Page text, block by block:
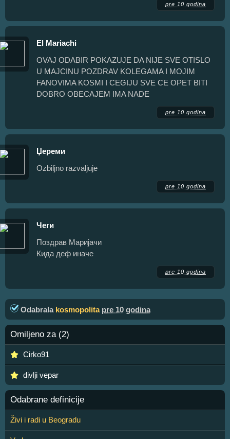
pre 10 godina
Еl Mariachi
OVAJ ODABIR POKAZUJE DA NIJE SVE OTISLO
U MAJCINU POZDRAV KOLEGAMA I MOJIM
FANOVIMA KOSMI I CEGIJU SVE CE OPET BITI
DOBRO OBECAJEM IMA NADE
pre 10 godina
Џереми
Ozbiljno razvaljuje
pre 10 godina
Чеги
Поздрав Маријачи
Кида деф иначе
pre 10 godina
Odabrala kosmopolita pre 10 godina
Omiljeno za (2)
Cirko91
divlji vepar
Odabrane definicije
Živi i radi u Beogradu